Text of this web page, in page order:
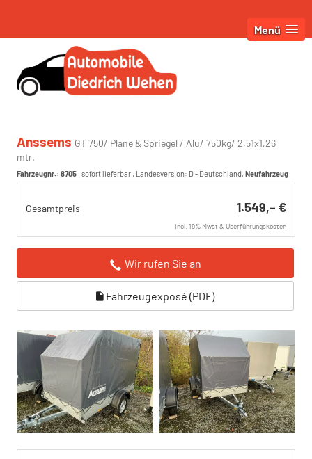
Menü
Anssems GT 750/ Plane & Spriegel / Alu/ 750kg/ 2,51x1,26
mtr.
Fahrzeugnr.: 8705 , sofort lieferbar , Landesversion: D - Deutschland, Neufahrzeug
Gesamtpreis 1.549,– €
incl. 19% Mwst & Überführungskosten
Wir rufen Sie an
Fahrzeugexposé (PDF)